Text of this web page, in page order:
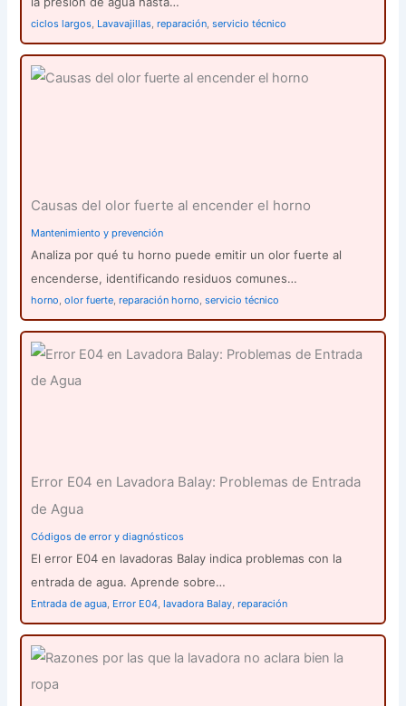
ciclos largos, Lavavajillas,reparación,servicio técnico
Causas del olor fuerte al encender el horno
Mantenimiento y prevención
Analiza por qué tu horno puede emitir un olor fuerte al
encenderse, identificando residuos comunes…
horno,olor fuerte,reparación horno,servicio técnico
Error E04 en Lavadora Balay: Problemas de Entrada
de Agua
Códigos de error y diagnósticos
El error E04 en lavadoras Balay indica problemas con la
entrada de agua. Aprende sobre…
Entrada de agua, Error E04,lavadora Balay,reparación